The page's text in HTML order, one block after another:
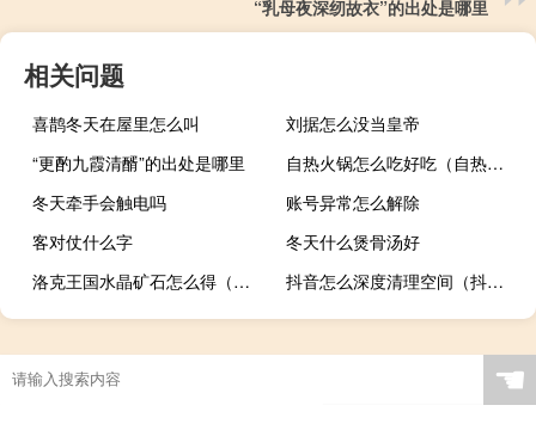
“乳母夜深纫故衣”的出处是哪里
相关问题
喜鹊冬天在屋里怎么叫
刘据怎么没当皇帝
“更酌九霞清醑”的出处是哪里
自热火锅怎么吃好吃（自热火锅怎么吃）
冬天牵手会触电吗
账号异常怎么解除
客对仗什么字
冬天什么煲骨汤好
洛克王国水晶矿石怎么得（洛克王国水晶矿石获得方法）
抖音怎么深度清理空间（抖音如何深度清理）
☚